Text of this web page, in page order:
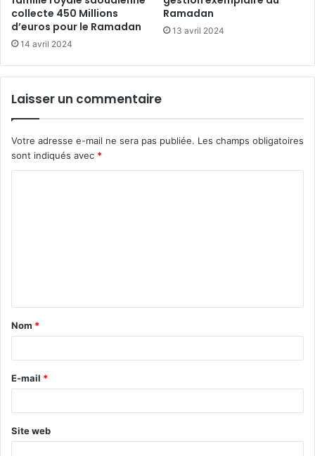
collecte 450 Millions
d’euros pour le Ramadan
14 avril 2024
Ramadan
13 avril 2024
Laisser un commentaire
Votre adresse e-mail ne sera pas publiée. Les champs obligatoires
sont indiqués avec *
t
a
e
*
Nom *
E-mail *
Site web